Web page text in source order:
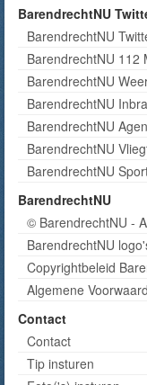
BarendrechtNU
BarendrechtNU
BarendrechtNU 112
BarendrechtNU
BarendrechtNU
BarendrechtNU
BarendrechtNU
BarendrechtNU
BarendrechtNU
© BarendrechtNU -
BarendrechtNU
Copyrightbeleid
Algemene
Contact
Contact
Tip insturen